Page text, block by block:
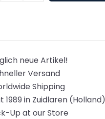
neue Artikel!
Versand
Shipping
1989 in Zuidlaren (Holland)
Up at our Store